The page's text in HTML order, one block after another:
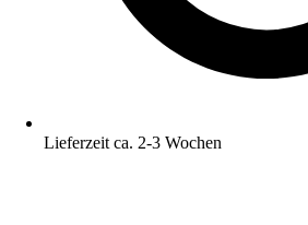
Lieferzeit ca. 2-3 Wochen